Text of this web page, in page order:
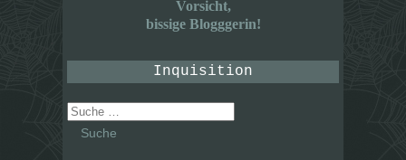
Vorsicht,
bissige Blogggerin!
Inquisition
Suche
nach: